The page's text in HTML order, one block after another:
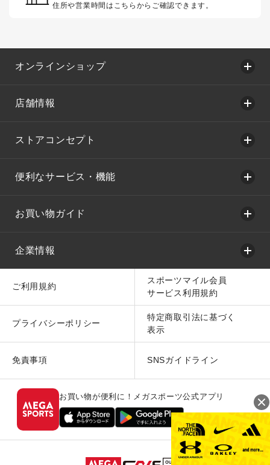
住所や営業時間はこちらからご確認できます。
オンラインショップ
店舗情報
ストアコンセプト
便利なサービス・機能
お買い物ガイド
企業情報
ご利用規約
スポーツマイル会員
サービス利用規約
プライバシーポリシー
特定商取引法に基づく
表示
免責事項 SNSガイドライン
お買い物が便利に！メガスポーツ公式アプリ